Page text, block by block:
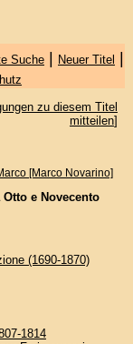
Suche| Neuer Titel |
zu diesem Titel
mitteilen]
[Marco Novarino]
e Novecento
(1690-1870)
1814